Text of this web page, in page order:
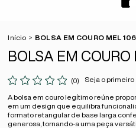
Início BOLSA EM COURO MEL
BOLSA EM COURO
(0) Seja o primeiro
A bolsa em couro legítimo reúne
em um design que equilibra
formato retangular de base larga
generosa, tornando-a uma peça